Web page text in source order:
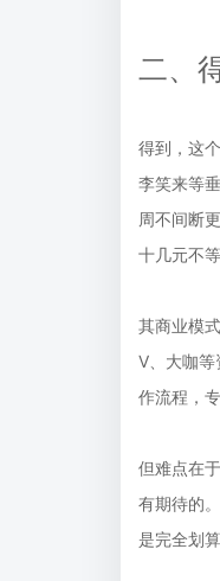
二、
得到，这
李笑来等
周不间断
十几元不等
其商业模
V、大咖
作流程，
但难点在
有期待的
是完全划